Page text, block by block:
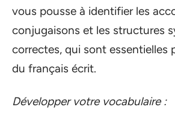
vous pousse à identifier les
conjugaisons et les structures
correctes, qui sont essentielles
du français écrit.
Développer votre vocabulaire :